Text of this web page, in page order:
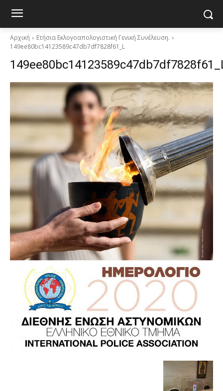
Αρχική
Ετήσια Εκλογοαπολογιστική Γενική Συνέλευση.
149ee80bc14123589c47db7df7828f61_L